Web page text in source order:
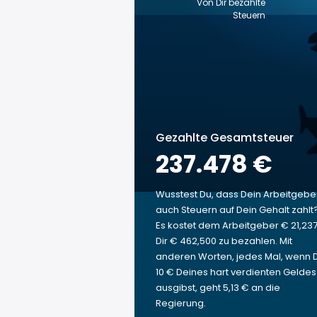
Von Dir bezahlte
Steuern
Gezahlte Gesamtsteuer
237.478 €
Wusstest Du, dass Dein
auch Steuern auf Dein Gehalt
Es kostet dem Arbeitgeber €
Dir € 462,500 zu bezahlen. Mit
anderen Worten, jedes Mal, wenn
10 € Deines hart verdienten Geldes
ausgibst, geht 5,13 € an die
Regierung.